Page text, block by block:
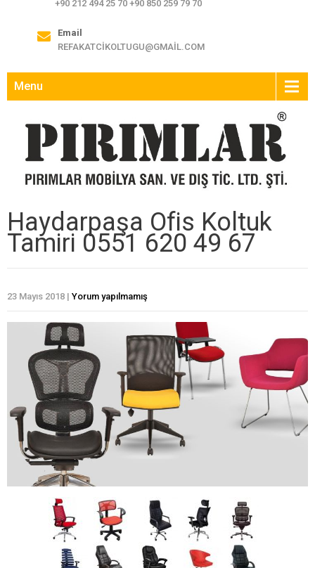
+90 212 494 25 70 +90 850 259 79 70
Email
REFAKATCIKOLTUGU@GMAIL.COM
Menu
Haydarpaşa Ofis Koltuk
Tamiri 0551 620 49 67
23 Mayıs 2018 | Yorum yapılmamış